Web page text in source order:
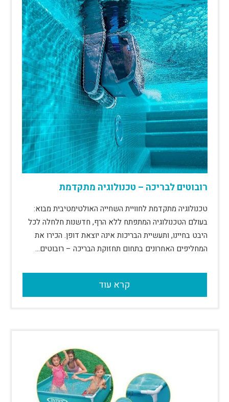
רובוטים לבריכה – טכנולוגיה מתקדמת
טכנולוגיה מתקדמת לחוויית השחייה האולטימטיבית מבוא:
בעולם הטכנולוגיה המתפתח ללא הרף, חדשנות חלחלה לכל
היבט בחיינו, ותעשיית הבריכות אינה יוצאת דופן. הכירו את
המחליפים האחרונים בתחום תחזוקת הבריכה – רובוטים…
קרא עוד